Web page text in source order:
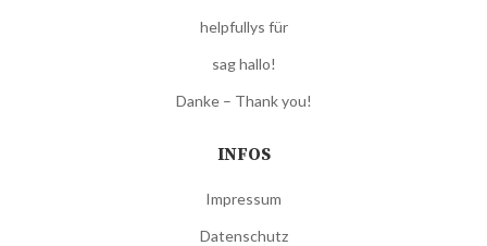
helpfullys für
sag hallo!
Danke – Thank you!
INFOS
Impressum
Datenschutz